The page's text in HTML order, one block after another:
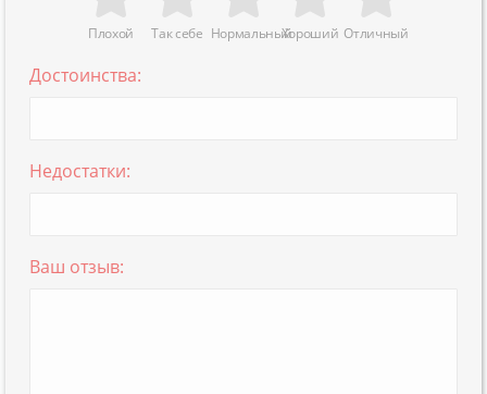
Плохой Так себе НормальныйХороший Отличный
Достоинства:
Недостатки:
Ваш отзыв: